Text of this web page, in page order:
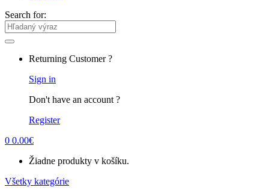
Search for:
Returning Customer ?
Sign in
Don't have an account ?
Register
0 0.00€
Žiadne produkty v košíku.
Všetky kategórie